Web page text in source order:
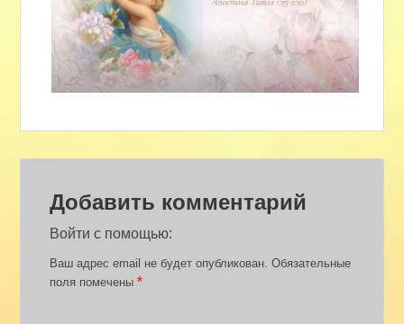
Добавить комментарий
Войти с помощью:
Ваш адрес email не будет опубликован. Обязательные
поля помечены*